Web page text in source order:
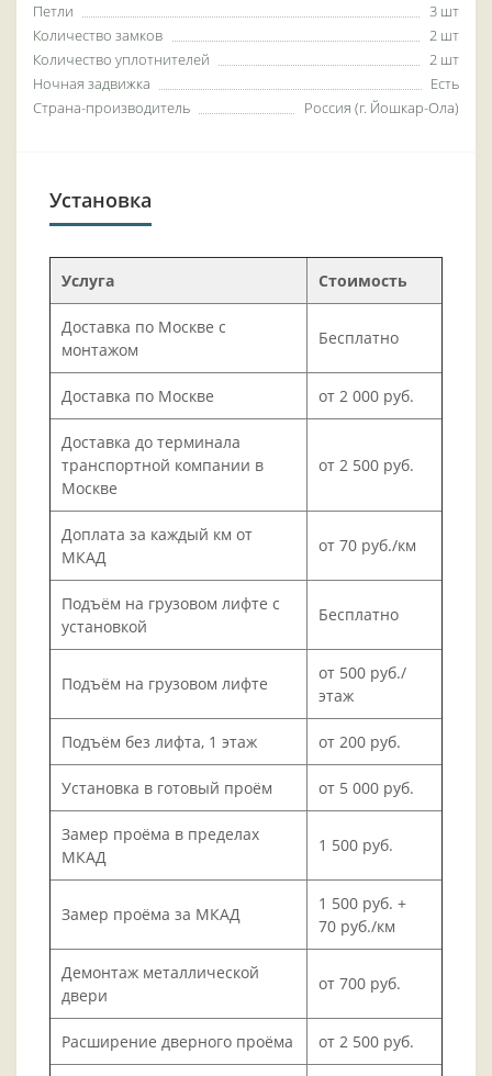
Петли
3 шт
Количество замков
2 шт
Количество уплотнителей
2 шт
Ночная задвижка
Есть
Страна-производитель
Россия (г. Йошкар-Ола)
Установка
Услуга Стоимость
Доставка по Москве с
монтажом
Бесплатно
Доставка по Москве от 2 000 руб.
Доставка до терминала
транспортной компании в
Москве
от 2 500 руб.
Доплата за каждый км от
МКАД
от 70 руб./км
Подъём на грузовом лифте с
установкой
Бесплатно
Подъём на грузовом лифте
от 500 руб./
этаж
Подъём без лифта, 1 этаж от 200 руб.
Установка в готовый проём от 5 000 руб.
Замер проёма в пределах
МКАД
1 500 руб.
Замер проёма за МКАД
1 500 руб. +
70 руб./км
Демонтаж металлической
двери
от 700 руб.
Расширение дверного проёма от 2 500 руб.